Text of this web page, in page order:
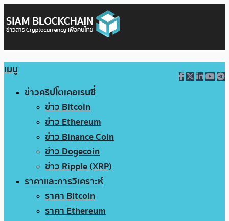
เมนู
ข่าวคริปโตเคอเรนซี่
ข่าว Bitcoin
ข่าว Ethereum
ข่าว Binance Coin
ข่าว Dogecoin
ข่าว Ripple (XRP)
ราคาและการวิเคราะห์
ราคา Bitcoin
ราคา Ethereum